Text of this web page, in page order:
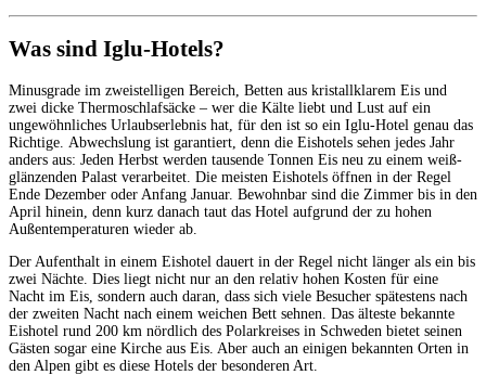
Was sind Iglu-Hotels?
Minusgrade im zweistelligen Bereich, Betten aus kristallklarem Eis und
zwei dicke Thermoschlafsäcke – wer die Kälte liebt und Lust auf ein
ungewöhnliches Urlaubserlebnis hat, für den ist so ein Iglu-Hotel genau das
Richtige. Abwechslung ist garantiert, denn die Eishotels sehen jedes Jahr
anders aus: Jeden Herbst werden tausende Tonnen Eis neu zu einem weiß-
glänzenden Palast verarbeitet. Die meisten Eishotels öffnen in der Regel
Ende Dezember oder Anfang Januar. Bewohnbar sind die Zimmer bis in den
April hinein, denn kurz danach taut das Hotel aufgrund der zu hohen
Außentemperaturen wieder ab.
Der Aufenthalt in einem Eishotel dauert in der Regel nicht länger als ein bis
zwei Nächte. Dies liegt nicht nur an den relativ hohen Kosten für eine
Nacht im Eis, sondern auch daran, dass sich viele Besucher spätestens nach
der zweiten Nacht nach einem weichen Bett sehnen. Das älteste bekannte
Eishotel rund 200 km nördlich des Polarkreises in Schweden bietet seinen
Gästen sogar eine Kirche aus Eis. Aber auch an einigen bekannten Orten in
den Alpen gibt es diese Hotels der besonderen Art.